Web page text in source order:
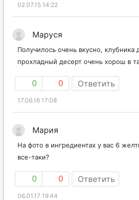
02.07.15 14:22
Маруся
Получилось очень вкусно, клубника
прохладный десерт очень хорош в
0 0 Ответить
17.06.16 17:08
Мария
На фото в ингредиентах у вас 6
все-таки?
0 0 Ответить
06.01.17 19:44